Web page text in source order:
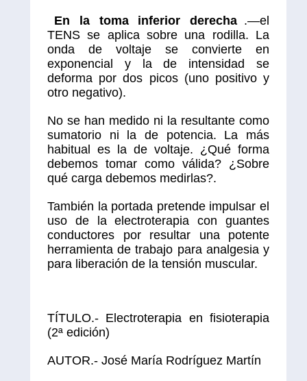
En la toma inferior derecha .—el
TENS se aplica sobre una rodilla. La
onda de voltaje se convierte en
exponencial y la de intensidad se
deforma por dos picos (uno positivo y
otro negativo).
No se han medido ni la resultante como
sumatorio ni la de potencia. La más
habitual es la de voltaje. ¿Qué forma
debemos tomar como válida? ¿Sobre
qué carga debemos medirlas?.
También la portada pretende impulsar el
uso de la electroterapia con guantes
conductores por resultar una potente
herramienta de trabajo para analgesia y
para liberación de la tensión muscular.
TÍTULO.- Electroterapia en fisioterapia
(2ª edición)
AUTOR.- José María Rodríguez Martín